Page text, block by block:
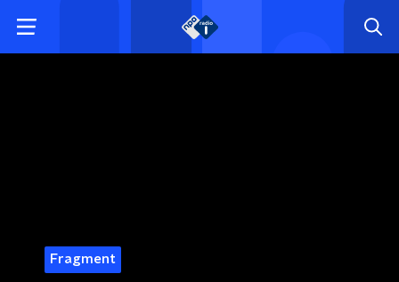
Fragment